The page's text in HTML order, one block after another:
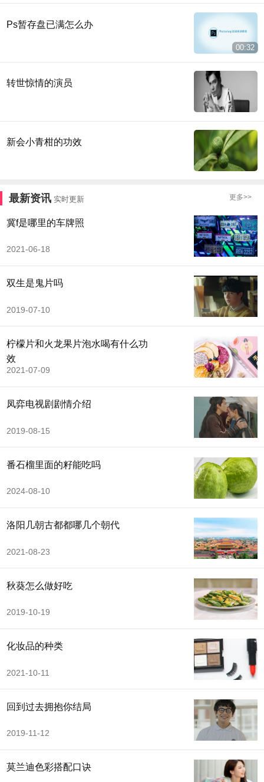
Ps暂存盘已满怎么办
00:32
转世惊情的演员
新会小青柑的功效
最新资讯 实时更新 更多>>
冀f是哪里的车牌照
2021-06-18
双生是鬼片吗
2019-07-10
柠檬片和火龙果片泡水喝有什么功
效
2021-07-09
凤弈电视剧剧情介绍
2019-08-15
番石榴里面的籽能吃吗
2024-08-10
洛阳几朝古都都哪几个朝代
2021-08-23
秋葵怎么做好吃
2019-10-19
化妆品的种类
2021-10-11
回到过去拥抱你结局
2019-11-12
莫兰迪色彩搭配口诀